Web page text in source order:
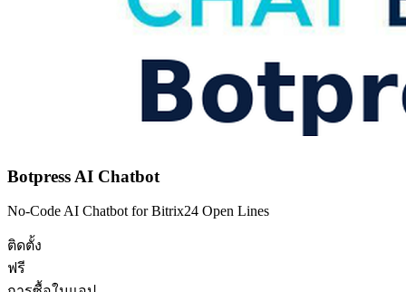
Botpress AI Chatbot
No-Code AI Chatbot for Bitrix24 Open Lines
ติดตั้ง
ฟรี